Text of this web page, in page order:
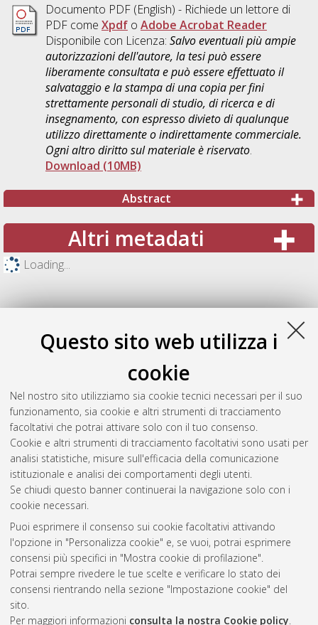
Questo sito web utilizza i
cookie
Nel nostro sito utilizziamo sia cookie tecnici necessari per il suo
funzionamento, sia cookie e altri strumenti di tracciamento
facoltativi che potrai attivare solo con il tuo consenso.
Cookie e altri strumenti di tracciamento facoltativi sono usati per
analisi statistiche, misure sull'efficacia della comunicazione
istituzionale e analisi dei comportamenti degli utenti.
Se chiudi questo banner continuerai la navigazione solo con i
cookie necessari.
Puoi esprimere il consenso sui cookie facoltativi attivando
l'opzione in "Personalizza cookie" e, se vuoi, potrai esprimere
consensi più specifici in "Mostra cookie di profilazione".
Potrai sempre rivedere le tue scelte e verificare lo stato dei
consensi rientrando nella sezione "Impostazione cookie" del
sito.
Per maggiori informazioni consulta la nostra Cookie policy.
Documento PDF(English) - Richiede un lettore di
PDF come Xpdfo Adobe Acrobat Reader
Disponibile con Licenza: Salvo eventuali più ampie
autorizzazioni dell'autore, la tesi può essere
liberamente consultata e può essere effettuato il
salvataggio e la stampa di una copia per fini
strettamente personali di studio, di ricerca e di
insegnamento, con espresso divieto di qualunque
utilizzo direttamente o indirettamente commerciale.
Ogni altro diritto sul materiale è riservato.
Download (10MB)
Abstract
Altri metadati
Loading...
Gestione del documento:
Atom
Rss 1.0
Rss 2.0
ISSN: 2038-7946